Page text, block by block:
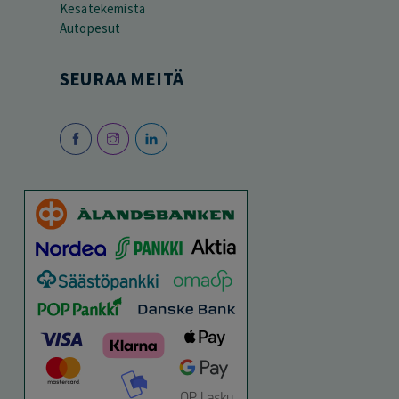
Kesätekemistä
Autopesut
SEURAA MEITÄ